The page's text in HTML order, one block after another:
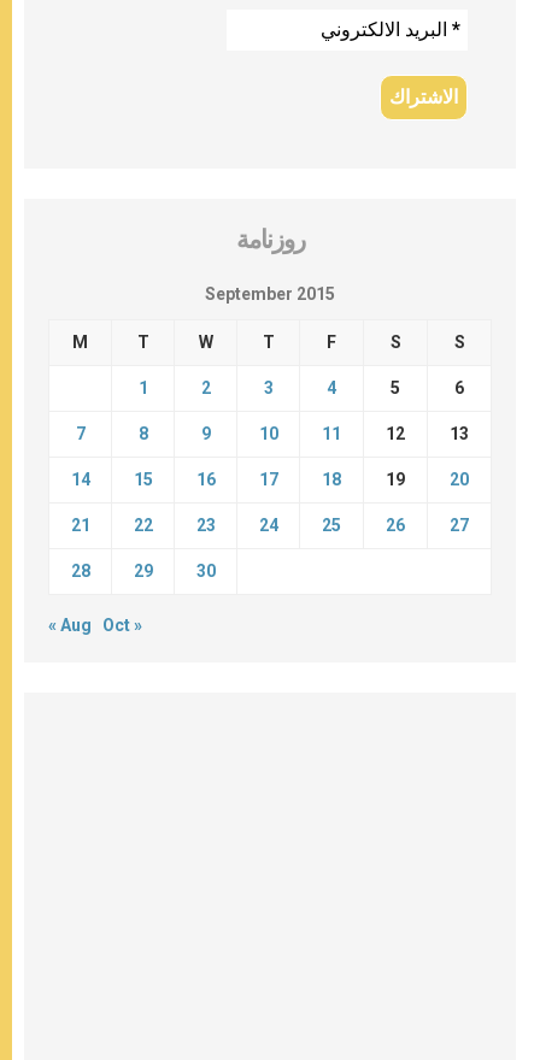
روزنامة
September 2015
M T W T F S S
1 2 3 4 5 6
7 8 9 10 11 12 13
14 15 16 17 18 19 20
21 22 23 24 25 26 27
28 29 30
« Aug Oct »